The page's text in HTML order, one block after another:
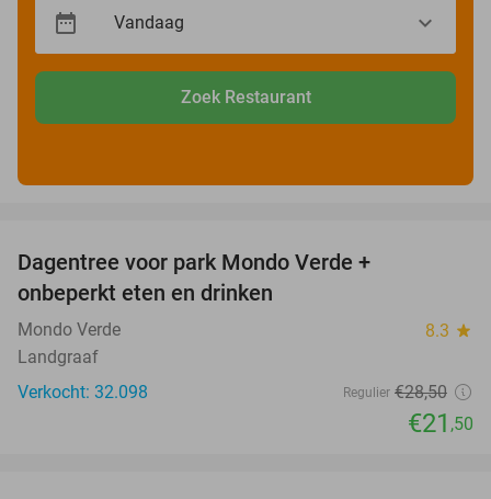
Zoek Restaurant
Dagentree voor park Mondo Verde +
onbeperkt eten en drinken
Mondo Verde 8.3 star
Landgraaf
Verkocht: 32.098
Regulier €28,50
€21 ,50